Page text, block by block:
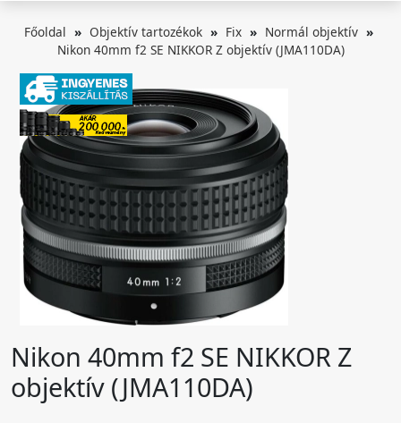
Főoldal Objektív tartozékok Fix
Normál objektív
Nikon 40mm f2 SE NIKKOR Z objektív (JMA110DA)
Nikon 40mm f2 SE NIKKOR Z
objektív (JMA110DA)